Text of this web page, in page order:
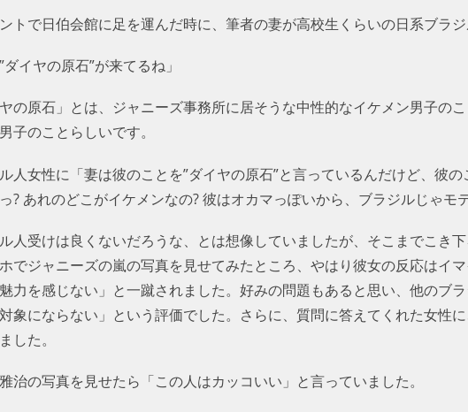
トで日伯会館に足を運んだ時に、筆者の妻が高校生くらいの日系ブラジ
ダイヤの原石”が来てるね」
の原石」とは、ジャニーズ事務所に居そうな中性的なイケメン男子の
子のことらしいです。
人女性に「妻は彼のことを”ダイヤの原石”と言っているんだけど、彼
? あれのどこがイケメンなの? 彼はオカマっぽいから、ブラジルじゃモ
人受けは良くないだろうな、とは想像していましたが、そこまでこき
でジャニーズの嵐の写真を見せてみたところ、やはり彼女の反応はイ
力を感じない」と一蹴されました。好みの問題もあると思い、他のブ
象にならない」という評価でした。さらに、質問に答えてくれた女性
した。
治の写真を見せたら「この人はカッコいい」と言っていました。